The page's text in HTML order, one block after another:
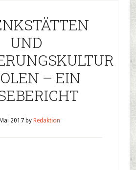
UND
– EIN
2017by Redaktion